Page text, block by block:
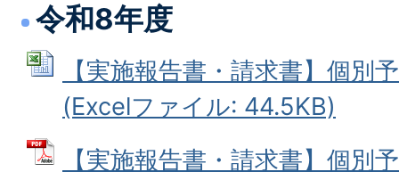
令和8年度
【実施報告書・請求書】個別
(Excelファイル: 44.5KB)
【実施報告書・請求書】個別